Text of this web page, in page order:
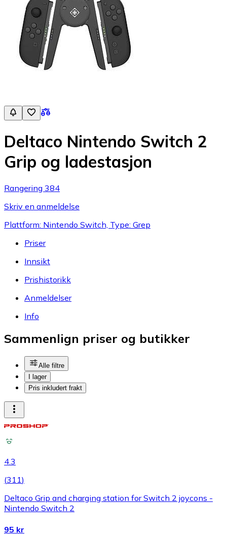
Deltaco Nintendo Switch 2
Grip og ladestasjon
Rangering 384
Skriv en anmeldelse
Plattform: Nintendo Switch, Type: Grep
Priser
Innsikt
Prishistorikk
Anmeldelser
Info
Sammenlign priser og butikker
Alle filtre
I lager
Pris inkludert frakt
4.3
(311)
Deltaco Grip and charging station for Switch 2 joycons -
Nintendo Switch 2
95 kr